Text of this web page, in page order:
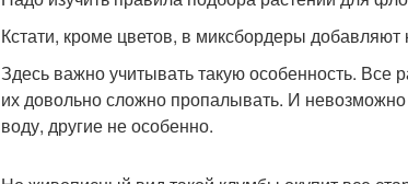
Кстати, кроме цветов, в миксбордеры добавляют
Здесь важно учитывать такую особенность. Все
их довольно сложно пропалывать. И
воду, другие не особенно.